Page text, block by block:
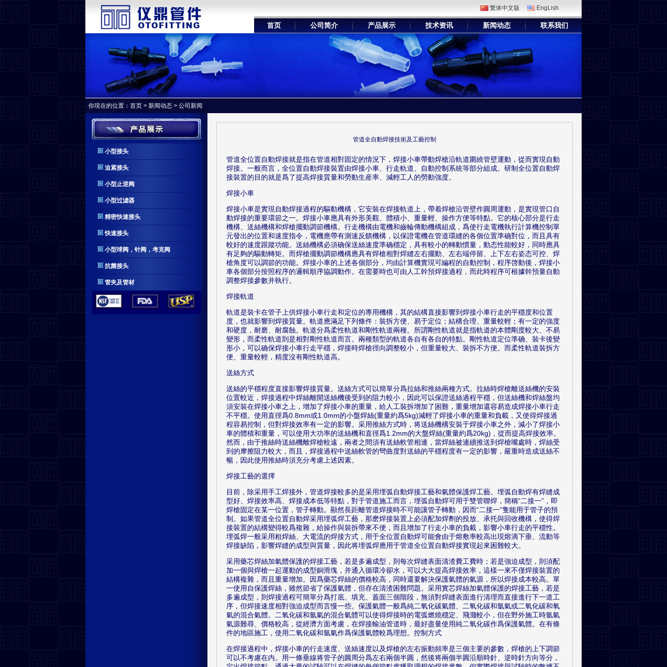
繁体中文版 EngLish
首页 公司简介 产品展示 技术资讯 新闻动态 联系我们
你現在的位置： 首页 > 新闻动态 > 公司新闻
小型接头
迫紧接头
小型止逆阀
小型过滤器
精密快速接头
快速接头
小型球阀，针阀，考克阀
抗菌接头
管夹及管材
管道全自動焊接技術及工藝控制
管道全位置自動焊接就是指在管道相對固定的情況下，焊接小車帶動焊槍沿軌道圍繞管壁運動，從而實現自動
焊接。一般而言，全位置自動焊接裝置由焊接小車、行走軌道、自動控制系統等部分組成。研制全位置自動焊
接裝置的目的就是爲了提高焊接質量和勞動生産率、減輕工人的勞動強度。
焊接小車
焊接小車是實現自動焊接過程的驅動機構，它安裝在焊接軌道上，帶着焊槍沿管壁作圓周運動，是實現管口自
動焊接的重要環節之一。焊接小車應具有外形美觀、體積小、重量輕、操作方便等特點。它的核心部分是行走
機構、送絲機構和焊槍擺動調節機構。行走機構由電機和齒輪傳動機構組成，爲使行走電機執行計算機控制單
元發出的位置和速度指令，電機應帶有測速反饋機構，以保證電機在管道環縫的各個位置準确對位，而且具有
較好的速度跟蹤功能。送絲機構必須确保送絲速度準确穩定，具有較小的轉動慣量，動态性能較好，同時應具
有足夠的驅動轉矩。而焊槍擺動調節機構應具有焊槍相對焊縫左右擺動、左右端停留、上下左右姿态可控、焊
槍角度可以調節的功能。焊接小車的上述各個部分，均由計算機實現可編程的自動控制，程序啓動後，焊接小
車各個部分按照程序的邏輯順序協調動作。在需要時也可由人工幹預焊接過程，而此時程序可根據幹預量自動
調整焊接參數并執行。
焊接軌道
軌道是裝卡在管子上供焊接小車行走和定位的專用機構，其的結構直接影響到焊接小車行走的平穩度和位置
度，也就影響到焊接質量。軌道應滿足下列條件：裝拆方便、易于定位；結構合理、重量較輕；有一定的強度
和硬度，耐磨、耐腐蝕。軌道分爲柔性軌道和剛性軌道兩種。所謂剛性軌道就是指軌道的本體剛度較大、不易
變形，而柔性軌道則是相對剛性軌道而言。兩種類型的軌道各自有各自的特點。剛性軌道定位準确、裝卡後變
形小，可以确保焊接小車行走平穩，焊接時焊槍徑向調整較小，但重量較大、裝拆不方便。而柔性軌道裝拆方
便、重量較輕，精度沒有剛性軌道高。
送絲方式
送絲的平穩程度直接影響焊接質量。送絲方式可以簡單分爲拉絲和推絲兩種方式。拉絲時焊槍離送絲機的安裝
位置較近，焊接過程中焊絲離開送絲機後受到的阻力較小，因此可以保證送絲過程平穩，但送絲機和焊絲盤均
須安裝在焊接小車之上，增加了焊接小車的重量，給人工裝拆增加了困難，重量增加還容易造成焊接小車行走
不平穩。使用直徑爲0.8mm或1.0mm的小盤焊絲(重量約爲5kg)減輕了焊接小車的重量和負載，又使得焊接過
程容易控制，但對焊接效率有一定的影響。采用推絲方式時，将送絲機構安裝于焊接小車之外，減小了焊接小
車的體積和重量，可以使用大功率的送絲機和直徑爲1.2mm的大盤焊絲(重量約爲20kg)，從而提高焊接效率。
然而，由于推絲時送絲機離焊槍較遠，兩者之間須有送絲軟管相連，當焊絲被連續推送到焊槍嘴處時，焊絲受
到的摩擦阻力較大，而且，焊接過程中送絲軟管的彎曲度對送絲的平穩程度有一定的影響，嚴重時造成送絲不
暢，因此使用推絲時須充分考慮上述因素。
焊接工藝的選擇
目前，除采用手工焊接外，管道焊接較多的是采用埋弧自動焊接工藝和氣體保護焊工藝。埋弧自動焊有焊縫成
型好、焊接效率高、焊接成本低等特點，對于管道施工而言，埋弧自動焊可用于雙管聯焊，簡稱“二接一”，即
焊槍固定在某一位置，管子轉動。顯然長距離管道焊接時不可能讓管子轉動，因而“二接一”隻能用于管子的預
制。如果管道全位置自動焊采用埋弧焊工藝，那麽焊接裝置上必須配加焊劑的投放、承托與回收機構，使得焊
接裝置的結構變得較爲複雜，給操作與裝拆帶來不便，而且增加了行走小車的負載，影響小車行走的平穩性。
埋弧焊一般采用粗焊絲、大電流的焊接方式，用于全位置自動焊可能會由于熔敷率較高出現熔滴下垂、流動等
焊接缺陷，影響焊縫的成型與質量，因此将埋弧焊應用于管道全位置自動焊接實現起來困難較大。
采用藥芯焊絲加氣體保護的焊接工藝，若是多遍成型，則每次焊縫表面清渣費工費時；若是強迫成型，則須配
加一個與焊槍一起運動的成型銅滑塊，并通入循環冷卻水，可以大大提高焊接效率，這樣一來不僅焊接裝置的
結構複雜，而且重量增加。因爲藥芯焊絲的價格較高，同時還要解決保護氣體的氣源，所以焊接成本較高。單
一使用自保護焊絲，雖然節省了保護氣體，但存在清渣困難問題。采用實芯焊絲加氣體保護的焊接工藝，若是
多遍成型，則焊接過程可簡單分爲打底、填充、蓋面三個階段，無須對焊縫表面進行清理而直接進行下一道工
序，但焊接速度相對強迫成型而言慢一些。保護氣體一般爲純二氧化碳氣體、二氧化碳和氩氣或二氧化碳和氧
氣的混合氣體。二氧化碳和氩氣的混合氣體可以使得焊接時的電弧燃燒穩定、飛濺較小，但在野外施工時氩氣
氣源難尋、價格較高，從經濟方面考慮，在焊接輸油管道時，最好盡量使用純二氧化碳作爲保護氣體。在有條
件的地區施工，使用二氧化碳和氩氣作爲保護氣體較爲理想。控制方式
在焊接過程中，焊接小車的行走速度、送絲速度以及焊槍的左右振動頻率是三個主要的參數，焊槍的上下調節
可以不考慮在内。用一條垂線将管子的圓周分爲左右兩個半圓，然後将兩個半圓沿順時針、逆時針方向等分，